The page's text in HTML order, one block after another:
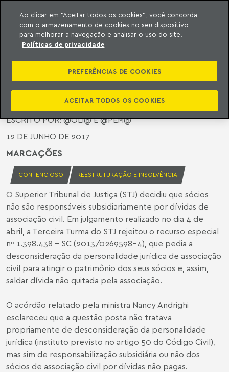
o conteúdo
Meyer
SUBSIDIARIAMENTE PELAS DÍVIDAS
DE ASSOCIAÇÃO CIVIL
ESCRITO POR:@OLI@ E @PEM@
12 DE JUNHO DE 2017
CONTENCIOSO REESTRUTURAÇÃO E INSOLVÊNCIA
MARCAÇÕES
O Superior Tribunal de Justiça (STJ) decidiu que sócios
não são responsáveis subsidiariamente por dívidas de
associação civil. Em julgamento realizado no dia 4 de
abril, a Terceira Turma do STJ rejeitou o recurso especial
nº 1.398.438 – SC (2013/0269598-4), que pedia a
desconsideração da personalidade jurídica de associação
civil para atingir o patrimônio dos seus sócios e, assim,
saldar dívida não quitada pela associação.
O acórdão relatado pela ministra Nancy Andrighi
esclareceu que a questão posta não tratava
propriamente de desconsideração da personalidade
jurídica (instituto previsto no artigo 50 do Código Civil),
mas sim de responsabilização subsidiária ou não dos
sócios de associação civil por dívidas não pagas.
Ao clicar em “Aceitar todos os cookies”, você concorda
com o armazenamento de cookies no seu dispositivo
para melhorar a navegação e analisar o uso do site.
Políticas de privacidade
PREFERÊNCIAS DE COOKIES
ACEITAR TODOS OS COOKIES